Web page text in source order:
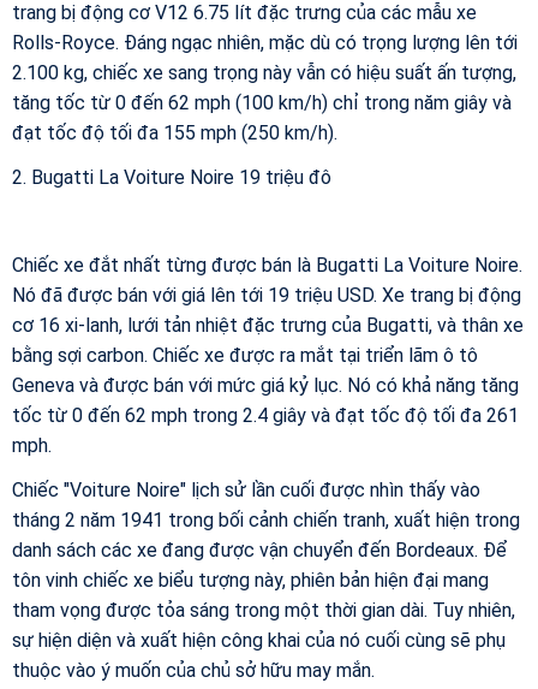
trang bị động cơ V12 6.75 lít đặc trưng của các mẫu xe
Rolls-Royce. Đáng ngạc nhiên, mặc dù có trọng lượng lên tới
2.100 kg, chiếc xe sang trọng này vẫn có hiệu suất ấn tượng,
tăng tốc từ 0 đến 62 mph (100 km/h) chỉ trong năm giây và
đạt tốc độ tối đa 155 mph (250 km/h).
2. Bugatti La Voiture Noire 19 triệu đô
Chiếc xe đắt nhất từng được bán là Bugatti La Voiture Noire.
Nó đã được bán với giá lên tới 19 triệu USD. Xe trang bị động
cơ 16 xi-lanh, lưới tản nhiệt đặc trưng của Bugatti, và thân xe
bằng sợi carbon. Chiếc xe được ra mắt tại triển lãm ô tô
Geneva và được bán với mức giá kỷ lục. Nó có khả năng tăng
tốc từ 0 đến 62 mph trong 2.4 giây và đạt tốc độ tối đa 261
mph.
Chiếc "Voiture Noire" lịch sử lần cuối được nhìn thấy vào
tháng 2 năm 1941 trong bối cảnh chiến tranh, xuất hiện trong
danh sách các xe đang được vận chuyển đến Bordeaux. Để
tôn vinh chiếc xe biểu tượng này, phiên bản hiện đại mang
tham vọng được tỏa sáng trong một thời gian dài. Tuy nhiên,
sự hiện diện và xuất hiện công khai của nó cuối cùng sẽ phụ
thuộc vào ý muốn của chủ sở hữu may mắn.